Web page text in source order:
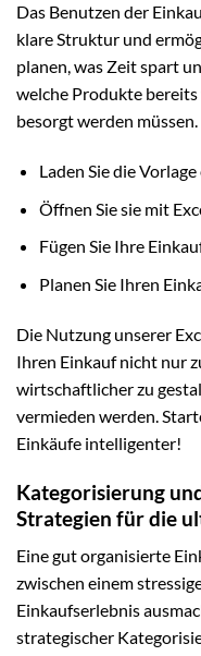
Das Benutzen der
klare Struktur und
planen, was Zeit spart
welche Produkte
besorgt werden müssen.
Laden Sie die
Öffnen Sie sie mit
Fügen Sie Ihre
Planen Sie Ihren
Die Nutzung unserer
Ihren Einkauf nicht nur
wirtschaftlicher zu
vermieden werden.
Einkäufe intelligenter!
Kategorisierung
Strategien für die
Eine gut organisierte
zwischen einem
Einkaufserlebnis
strategischer